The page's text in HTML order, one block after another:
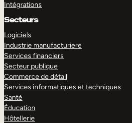
Intégrations
Secteurs
Logiciels
Industrie manufacturiere
Services financiers
Secteur publique
Commerce de détail
Services informatiques et techniques
Santé
Éducation
Hôtellerie